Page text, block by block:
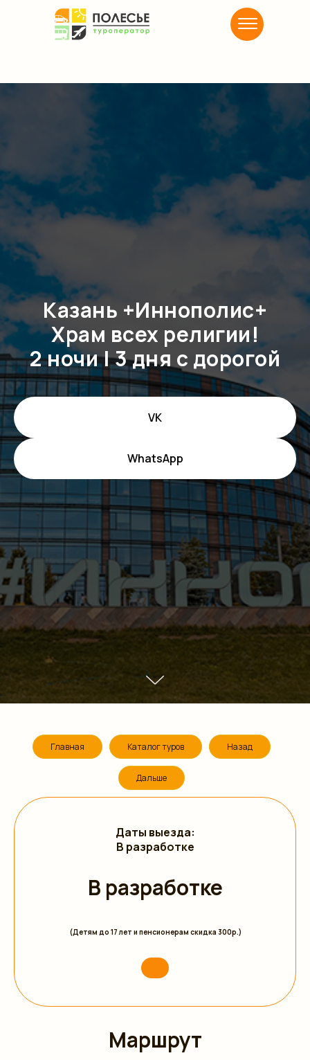
Казань +Иннополис+
Храм всех религии!
2 ночи | 3 дня с дорогой
VK
WhatsApp
Главная Каталог туров Назад
Дальше
Даты выезда:
В разработке
В разработке
(Детям до 17 лет и пенсионерам скидка 300р.)
Маршрут